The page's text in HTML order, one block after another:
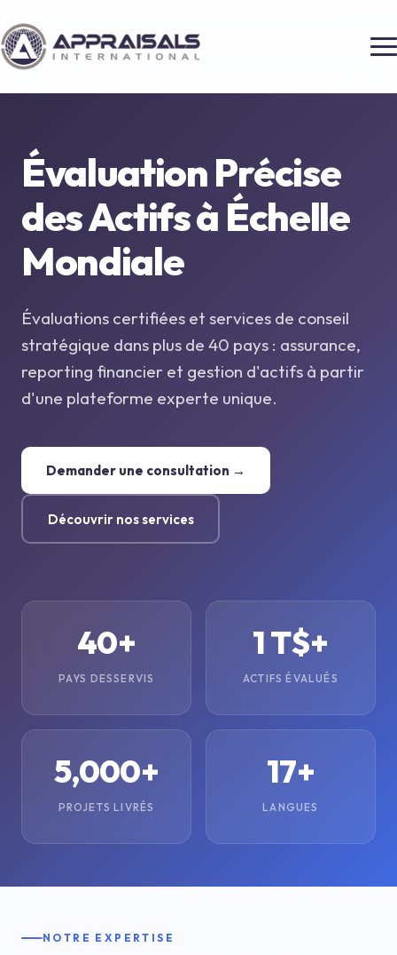
Évaluation Précise
des Actifs à Échelle
Mondiale
Évaluations certifiées et services de conseil
stratégique dans plus de 40 pays : assurance,
reporting financier et gestion d'actifs à partir
d'une plateforme experte unique.
Demander une consultation →
Découvrir nos services
40+
PAYS DESSERVIS
1 T$+
ACTIFS ÉVALUÉS
5,000+
PROJETS LIVRÉS
17+
LANGUES
NOTRE EXPERTISE